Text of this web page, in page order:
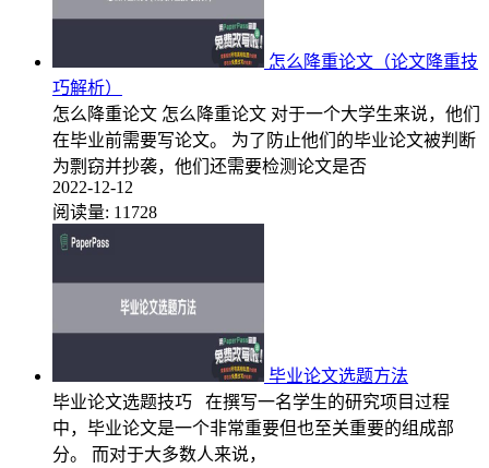
怎么降重论文（论文降重技
巧解析）
怎么降重论文 怎么降重论文 对于一个大学生来说，他们
在毕业前需要写论文。 为了防止他们的毕业论文被判断
为剽窃并抄袭，他们还需要检测论文是否
2022-12-12
阅读量: 11728
毕业论文选题方法
毕业论文选题技巧 在撰写一名学生的研究项目过程
中，毕业论文是一个非常重要但也至关重要的组成部
分。 而对于大多数人来说，